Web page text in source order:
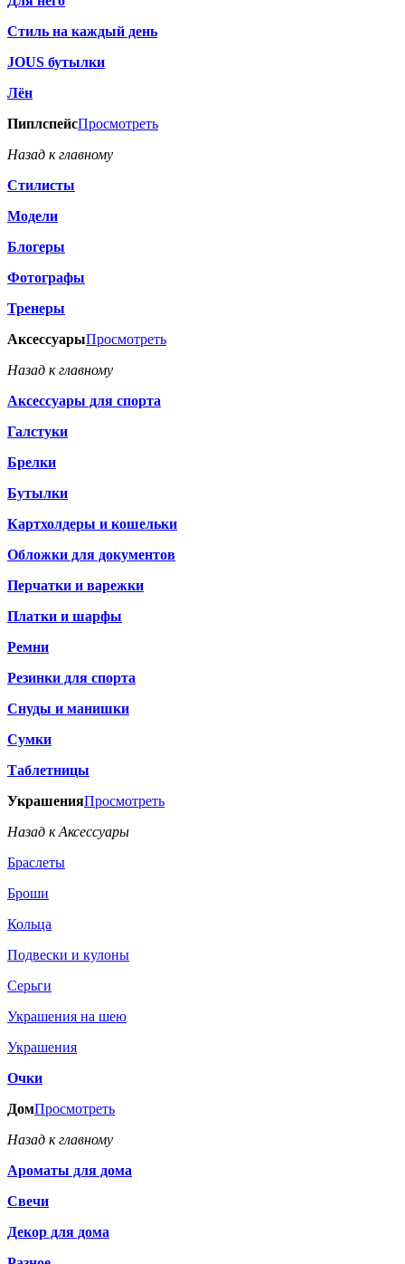
Стиль на каждый день
JOUS бутылки
Лён
ПиплспейсПросмотреть
Назад к главному
Стилисты
Модели
Блогеры
Фотографы
Тренеры
АксессуарыПросмотреть
Назад к главному
Аксессуары для спорта
Галстуки
Брелки
Бутылки
Картхолдеры и кошельки
Обложки для документов
Перчатки и варежки
Платки и шарфы
Ремни
Резинки для спорта
Снуды и манишки
Сумки
Таблетницы
УкрашенияПросмотреть
Назад к Аксессуары
Браслеты
Броши
Кольца
Подвески и кулоны
Серьги
Украшения на шею
Украшения
Очки
ДомПросмотреть
Назад к главному
Ароматы для дома
Свечи
Декор для дома